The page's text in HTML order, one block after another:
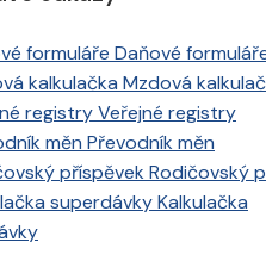
Daňové
Mzdová
Veřejné registry
Převodník měn
Rodičovský
Kalkulačka